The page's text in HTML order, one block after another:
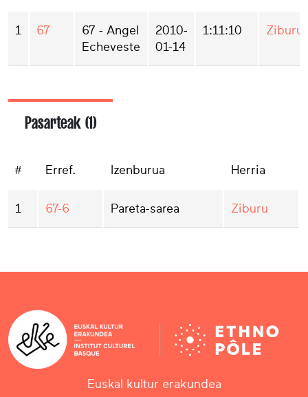
1 67
67 - Angel
Echeveste
2010-
01-14
1:11:10 Ziburu
Pasarteak (1)
# Erref. Izenburua Herria
1 67-6 Pareta-sarea Ziburu
Euskal kultur erakundea